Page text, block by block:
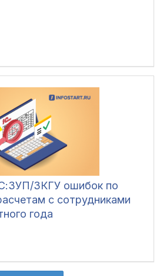
ЗКГУ ошибок по
с сотрудниками
года